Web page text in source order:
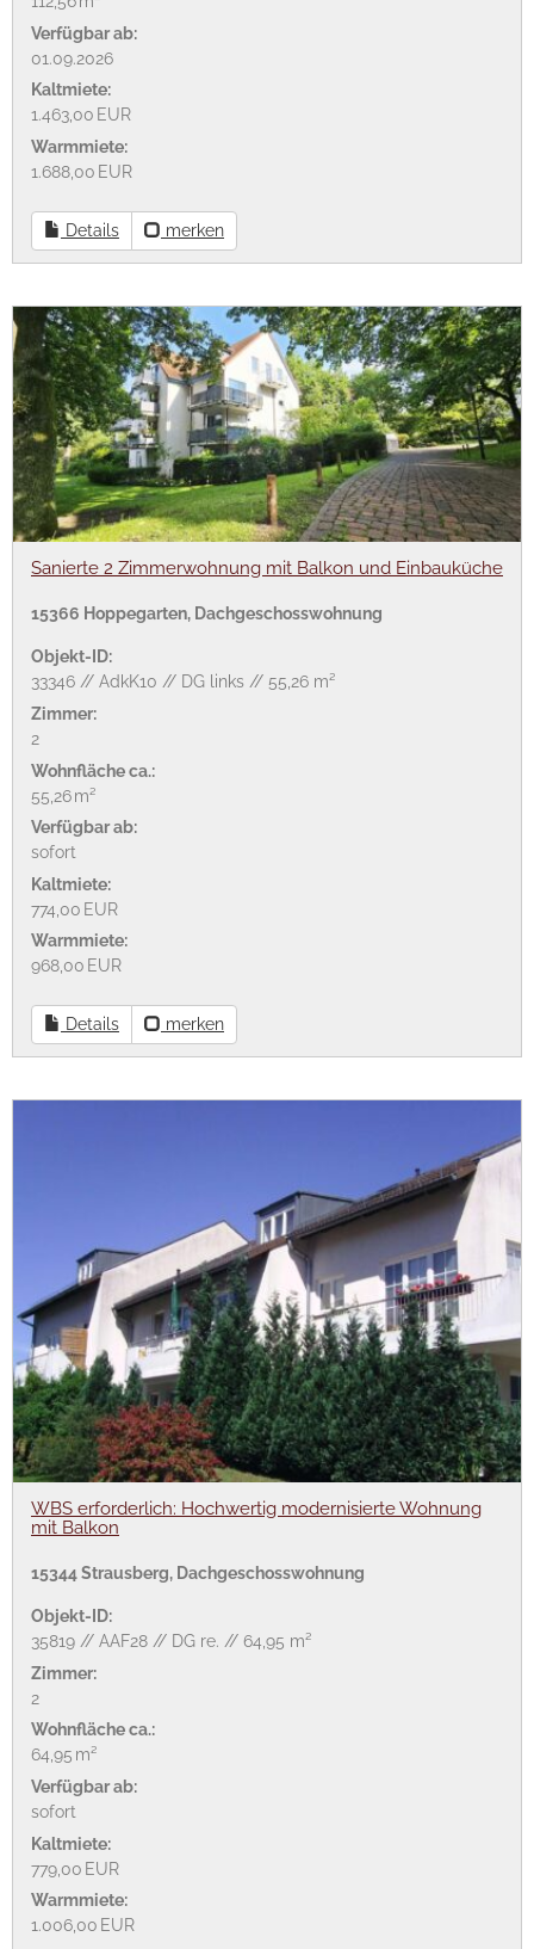
Verfügbar ab:
01.09.2026
Kaltmiete:
1.463,00 EUR
Warmmiete:
1.688,00 EUR
Details merken
Sanierte 2 Zimmerwohnung mit Balkon und Einbauküche
15366 Hoppegarten, Dachgeschosswohnung
Objekt-ID:
33346 // AdkK10 // DG links // 55,26 m²
Zimmer:
2
Wohnfläche ca.:
55,26 m²
Verfügbar ab:
sofort
Kaltmiete:
774,00 EUR
Warmmiete:
968,00 EUR
Details merken
WBS erforderlich: Hochwertig modernisierte Wohnung
mit Balkon
15344 Strausberg, Dachgeschosswohnung
Objekt-ID:
35819 // AAF28 // DG re. // 64,95 m²
Zimmer:
2
Wohnfläche ca.:
64,95 m²
Verfügbar ab:
sofort
Kaltmiete:
779,00 EUR
Warmmiete:
1.006,00 EUR